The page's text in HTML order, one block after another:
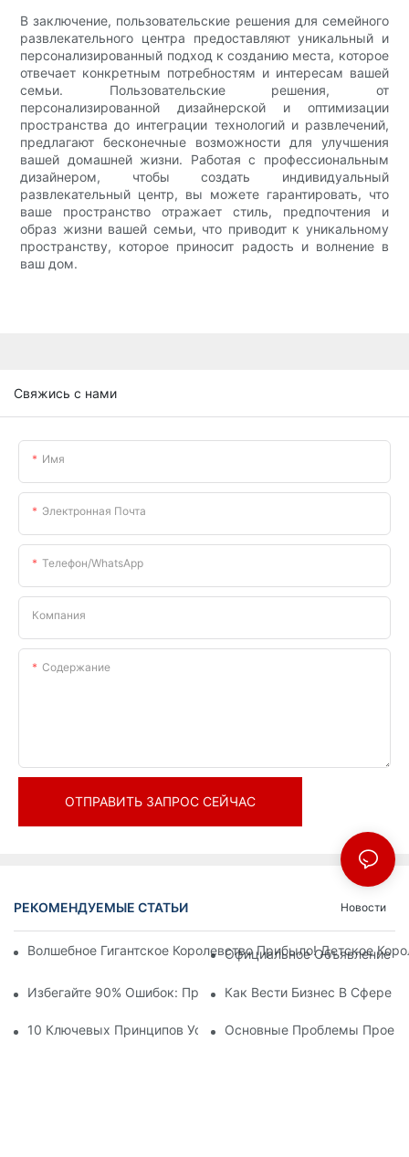
В заключение, пользовательские решения для семейного
развлекательного центра предоставляют уникальный и
персонализированный подход к созданию места, которое
отвечает конкретным потребностям и интересам вашей
семьи. Пользовательские решения, от
персонализированной дизайнерской и оптимизации
пространства до интеграции технологий и развлечений,
предлагают бесконечные возможности для улучшения
вашей домашней жизни. Работая с профессиональным
дизайнером, чтобы создать индивидуальный
развлекательный центр, вы можете гарантировать, что
ваше пространство отражает стиль, предпочтения и
образ жизни вашей семьи, что приводит к уникальному
пространству, которое приносит радость и волнение в
ваш дом.
Свяжись с нами
Имя
Электронная Почта
Телефон/WhatsApp
Компания
Содержание
ОТПРАВИТЬ ЗАПРОС СЕЙЧАС
РЕКОМЕНДУЕМЫЕ СТАТЬИ Новости
Волшебное Гигантское Королевство Прибыло! Детское
Официальное Объявление |
Избегайте 90% Ошибок: При Инвестировании В
Как Вести Бизнес В Сфере
10 Ключевых Принципов Успешного Проектирования
Основные Проблемы